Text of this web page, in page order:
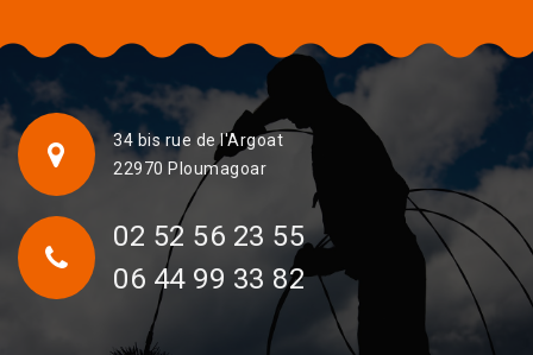
34 bis rue de l'Argoat
22970 Ploumagoar
02 52 56 23 55
06 44 99 33 82